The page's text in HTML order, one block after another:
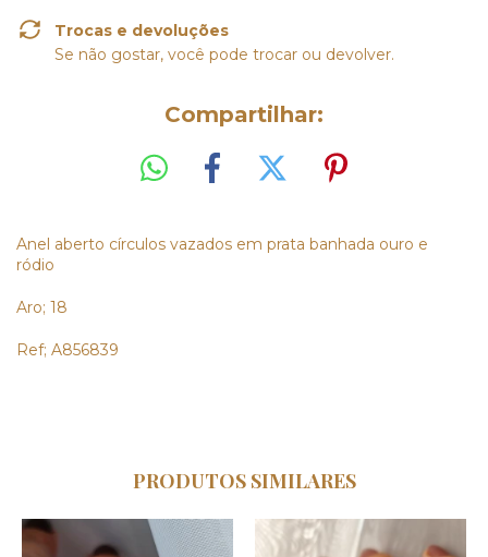
Trocas e devoluções
Se não gostar, você pode trocar ou devolver.
Compartilhar:
Anel aberto círculos vazados em prata banhada ouro e
ródio
Aro; 18
Ref; A856839
PRODUTOS SIMILARES